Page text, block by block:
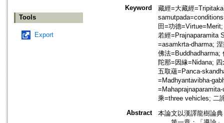
Tools
Export
Keyword
藏經=大藏經
田=功德
若經=Prajnaparamita
=asamkrta-dharma;
佛法
陀那=因緣=Nidana;
五取蘊=Panca-
=Madhyantavibha-
乘=three vehicles; 二
Abstract
本論文以漢譯龍樹論